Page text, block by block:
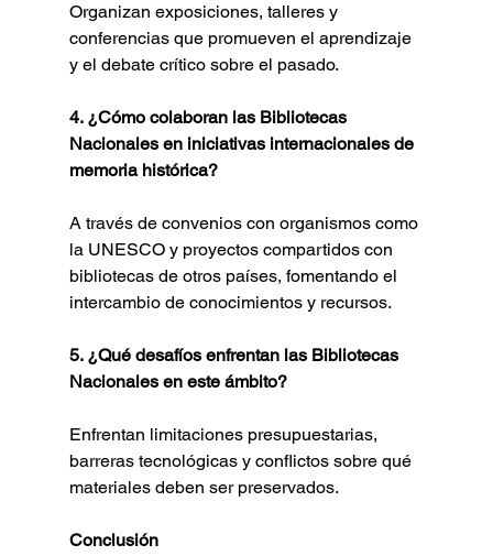
Organizan exposiciones, talleres y
conferencias que promueven el aprendizaje
y el debate crítico sobre el pasado.
4. ¿Cómo colaboran las Bibliotecas
Nacionales en iniciativas internacionales de
memoria histórica?
A través de convenios con organismos como
la UNESCO y proyectos compartidos con
bibliotecas de otros países, fomentando el
intercambio de conocimientos y recursos.
5. ¿Qué desafíos enfrentan las Bibliotecas
Nacionales en este ámbito?
Enfrentan limitaciones presupuestarias,
barreras tecnológicas y conflictos sobre qué
materiales deben ser preservados.
Conclusión